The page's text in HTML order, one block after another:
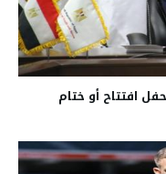
افتتاح أو ختام